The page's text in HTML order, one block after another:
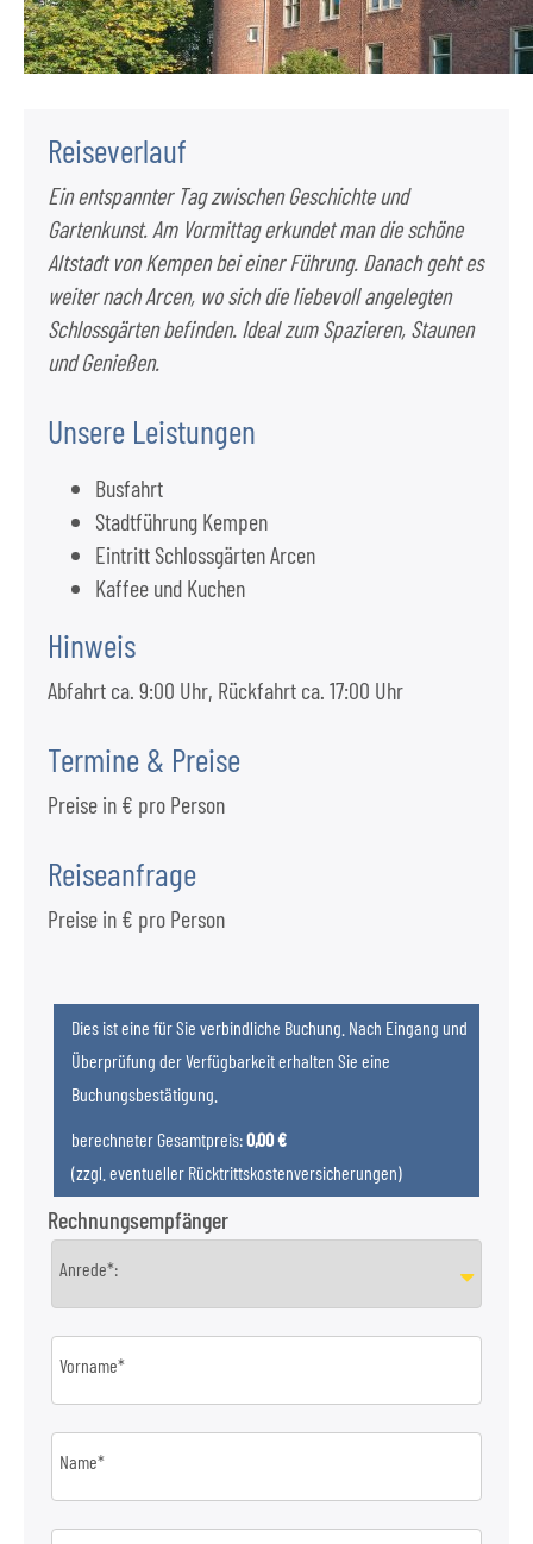
Reiseverlauf
Ein entspannter Tag zwischen Geschichte und
Gartenkunst. Am Vormittag erkundet man die schöne
Altstadt von Kempen bei einer Führung. Danach geht es
weiter nach Arcen, wo sich die liebevoll angelegten
Schlossgärten befinden. Ideal zum Spazieren, Staunen
und Genießen.
Unsere Leistungen
Busfahrt
Stadtführung Kempen
Eintritt Schlossgärten Arcen
Kaffee und Kuchen
Hinweis
Abfahrt ca. 9:00 Uhr, Rückfahrt ca. 17:00 Uhr
Termine & Preise
Preise in € pro Person
Reiseanfrage
Preise in € pro Person
Dies ist eine für Sie verbindliche Buchung. Nach Eingang und
Überprüfung der Verfügbarkeit erhalten Sie eine
Buchungsbestätigung.
berechneter Gesamtpreis:0,00 €
(zzgl. eventueller Rücktrittskostenversicherungen)
Rechnungsempfänger
Anrede*:
Vorname*
Name*